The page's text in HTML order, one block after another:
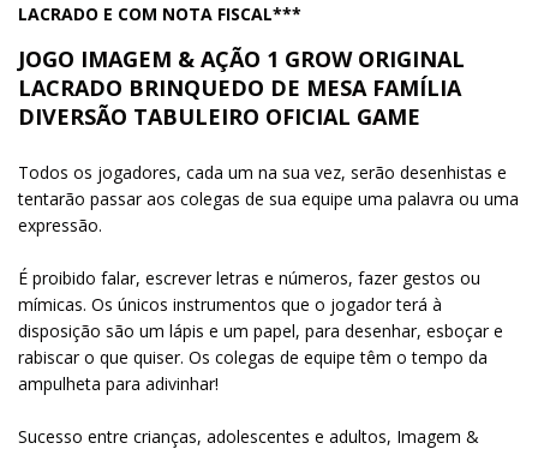
LACRADO E COM NOTA FISCAL***
JOGO IMAGEM & AÇÃO 1 GROW ORIGINAL
LACRADO BRINQUEDO DE MESA FAMÍLIA
DIVERSÃO TABULEIRO OFICIAL GAME
Todos os jogadores, cada um na sua vez, serão desenhistas e
tentarão passar aos colegas de sua equipe uma palavra ou uma
expressão.
É proibido falar, escrever letras e números, fazer gestos ou
mímicas. Os únicos instrumentos que o jogador terá à
disposição são um lápis e um papel, para desenhar, esboçar e
rabiscar o que quiser. Os colegas de equipe têm o tempo da
ampulheta para adivinhar!
Sucesso entre crianças, adolescentes e adultos, Imagem &